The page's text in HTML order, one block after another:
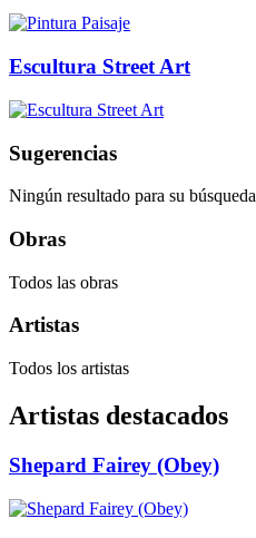
Escultura Street Art
Sugerencias
Ningún resultado para su búsqueda
Obras
Todos las obras
Artistas
Todos los artistas
Artistas destacados
Shepard Fairey (Obey)